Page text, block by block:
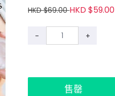
HKD $69.00HKD $59.00
- +
售罄